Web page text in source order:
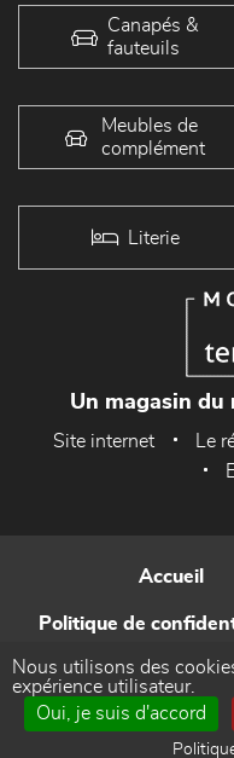
Canapés &
fauteuils
Meubles de
complément
Literie
Un magasin du
Site internet Le
Accueil
Politique de
Réalisé
Nous utilisons des
expérience utilisateur.
Oui, je suis d'accord